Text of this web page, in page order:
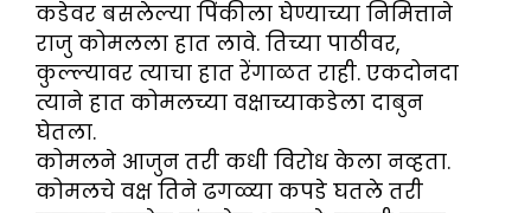
कडेवर बसलेल्या पिंकीला घेण्याच्या निमित्ताने
राजु कोमलला हात लावे. तिच्या पाठीवर,
कुल्ल्यावर त्याचा हात रेंगाळत राही. एकदोनदा
त्याने हात कोमलच्या वक्षाच्याकडेला दाबुन
घेतला.
कोमलने आजुन तरी कधी विरोध केला नव्हता.
कोमलचे वक्ष तिने ढगळ्या कपडे घतले तरी